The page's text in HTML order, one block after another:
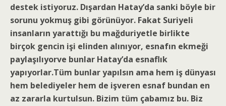
destek istiyoruz. Dışardan Hatay’da sanki böyle bir
sorunu yokmuş gibi görünüyor. Fakat Suriyeli
insanların yarattığı bu mağduriyetle birlikte
birçok gencin işi elinden alınıyor, esnafın ekmeği
paylaşılıyorve bunlar Hatay’da esnaflık
yapıyorlar.Tüm bunlar yapılsın ama hem iş dünyası
hem belediyeler hem de işveren esnaf bundan en
az zararla kurtulsun. Bizim tüm çabamız bu. Biz